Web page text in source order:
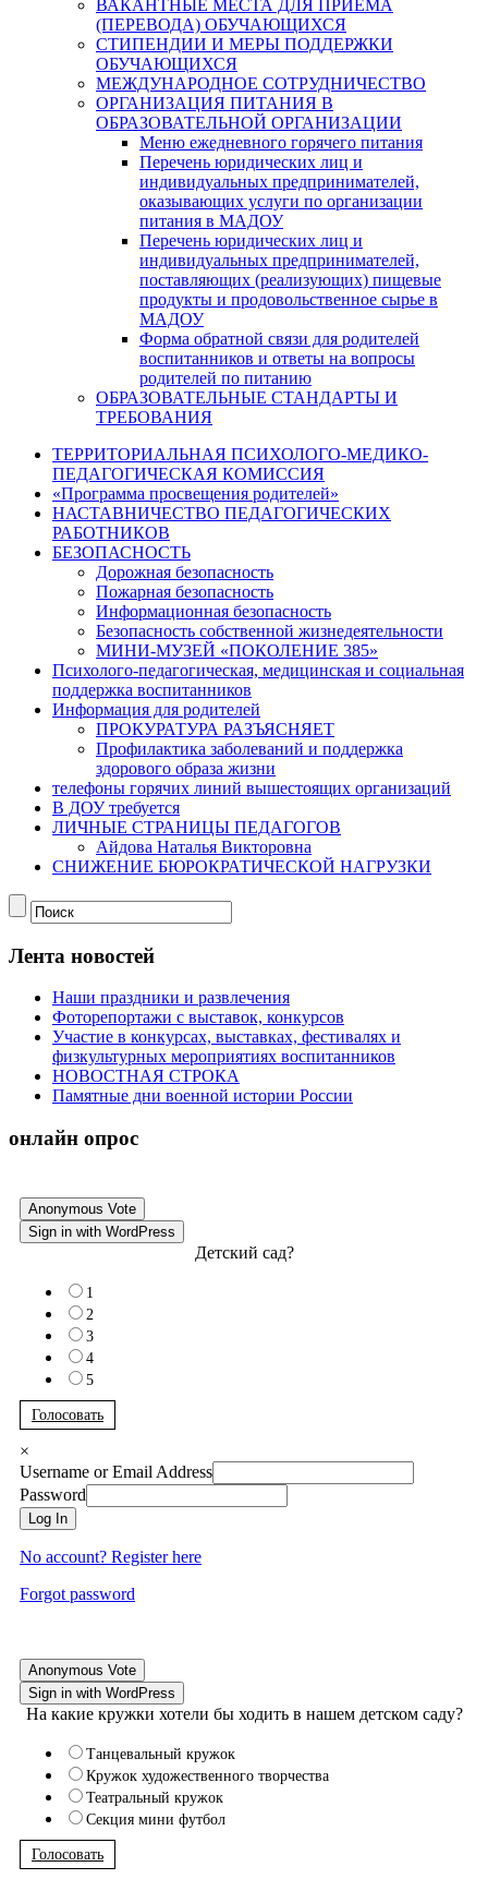
ВАКАНТНЫЕ МЕСТА ДЛЯ ПРИЕМА
(ПЕРЕВОДА) ОБУЧАЮЩИХСЯ
СТИПЕНДИИ И МЕРЫ ПОДДЕРЖКИ
ОБУЧАЮЩИХСЯ
МЕЖДУНАРОДНОЕ СОТРУДНИЧЕСТВО
ОРГАНИЗАЦИЯ ПИТАНИЯ В
ОБРАЗОВАТЕЛЬНОЙ ОРГАНИЗАЦИИ
Меню ежедневного горячего питания
Перечень юридических лиц и
индивидуальных предпринимателей,
оказывающих услуги по организации
питания в МАДОУ
Перечень юридических лиц и
индивидуальных предпринимателей,
поставляющих (реализующих) пищевые
продукты и продовольственное сырье в
МАДОУ
Форма обратной связи для родителей
воспитанников и ответы на вопросы
родителей по питанию
ОБРАЗОВАТЕЛЬНЫЕ СТАНДАРТЫ И
ТРЕБОВАНИЯ
ТЕРРИТОРИАЛЬНАЯ ПСИХОЛОГО-МЕДИКО-
ПЕДАГОГИЧЕСКАЯ КОМИССИЯ
«Программа просвещения родителей»
НАСТАВНИЧЕСТВО ПЕДАГОГИЧЕСКИХ
РАБОТНИКОВ
БЕЗОПАСНОСТЬ
Дорожная безопасность
Пожарная безопасность
Информационная безопасность
Безопасность собственной жизнедеятельности
МИНИ-МУЗЕЙ «ПОКОЛЕНИЕ 385»
Психолого-педагогическая, медицинская и социальная
поддержка воспитанников
Информация для родителей
ПРОКУРАТУРА РАЗЪЯСНЯЕТ
Профилактика заболеваний и поддержка
здорового образа жизни
телефоны горячих линий вышестоящих организаций
В ДОУ требуется
ЛИЧНЫЕ СТРАНИЦЫ ПЕДАГОГОВ
Айдова Наталья Викторовна
СНИЖЕНИЕ БЮРОКРАТИЧЕСКОЙ НАГРУЗКИ
Лента новостей
Наши праздники и развлечения
Фоторепортажи с выставок, конкурсов
Участие в конкурсах, выставках, фестивалях и
физкультурных мероприятиях воспитанников
НОВОСТНАЯ СТРОКА
Памятные дни военной истории России
онлайн опрос
Anonymous Vote
Sign in with WordPress
Детский сад?
1
2
3
4
5
Голосовать
×
Username or Email Address
Password
Log In
No account? Register here
Forgot password
Anonymous Vote
Sign in with WordPress
На какие кружки хотели бы ходить в нашем детском саду?
Танцевальный кружок
Кружок художественного творчества
Театральный кружок
Секция мини футбол
Голосовать